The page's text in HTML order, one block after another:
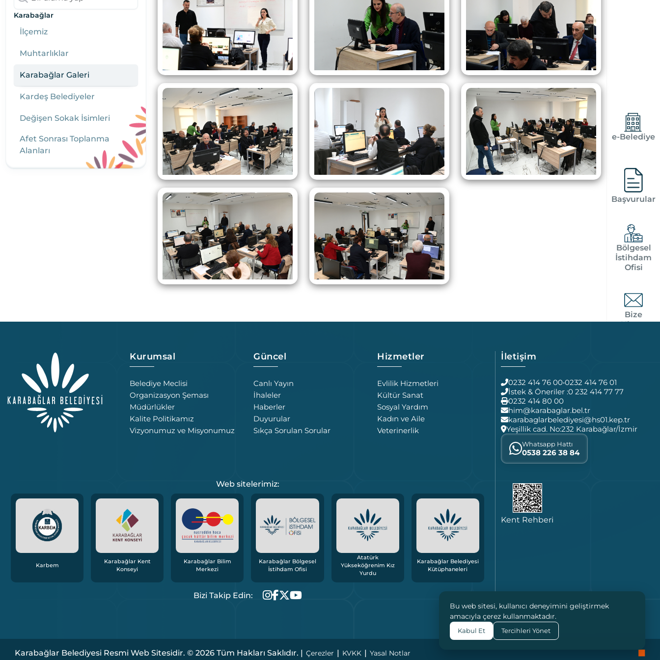
Karabağlar
İlçemiz
Muhtarlıklar
Karabağlar Galeri
Kardeş Belediyeler
Değişen Sokak İsimleri
Afet Sonrası Toplanma
Alanları
e-Belediye
Başvurular
Bölgesel
İstihdam
Ofisi
Bize
Ulaşın
Kurumsal
Belediye Meclisi
Organizasyon Şeması
Müdürlükler
Kalite Politikamız
Vizyonumuz ve Misyonumuz
Güncel
Canlı Yayın
İhaleler
Haberler
Duyurular
Sıkça Sorulan Sorular
Hizmetler
Evlilik Hizmetleri
Kültür Sanat
Sosyal Yardım
Kadın ve Aile
Veterinerlik
Web sitelerimiz:
Karbem
Karabağlar Kent
Konseyi
Karabağlar Bilim
Merkezi
Karabağlar Bölgesel
İstihdam Ofisi
Atatürk
Yükseköğrenim Kız
Yurdu
Karabağlar Belediyesi
Kütüphaneleri
Bizi Takip Edin:
İletişim
0232 414 76 00•0232 414 76 01
İstek & Öneriler :0 232 414 77 77
0232 414 80 00
him@karabaglar.bel.tr
karabaglarbelediyesi@hs01.kep.tr
Yeşillik cad. No:232 Karabağlar/İzmir
Whatsapp Hattı
0538 226 38 84
Kent Rehberi
Karabağlar Belediyesi Resmi Web Sitesidir. © 2026 Tüm Hakları Saklıdır. | Çerezler | KVKK | Yasal Notlar
Bu web sitesi, kullanıcı deneyimini geliştirmek
amacıyla çerez kullanmaktadır.
Kabul Et Tercihleri Yönet